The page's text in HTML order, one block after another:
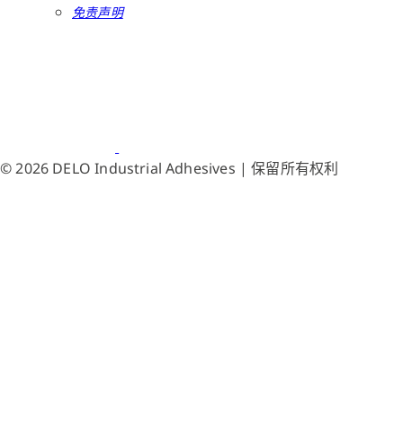
免责声明
© 2026 DELO Industrial Adhesives | 保留所有权利